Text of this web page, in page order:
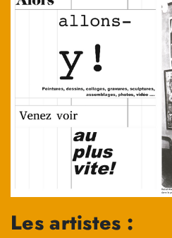
Les artistes :